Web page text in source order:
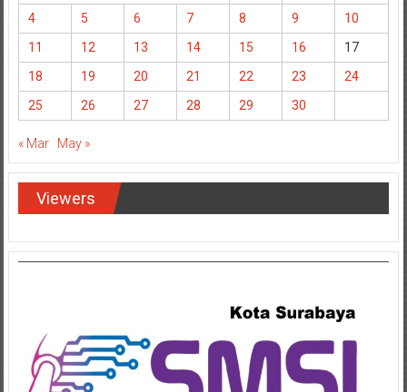
4 5 6 7 8 9
10
11
12 13 14 15 16
17
18
19 20 21 22 23
24
25
26 27 28 29 30
« Mar May »
Viewers